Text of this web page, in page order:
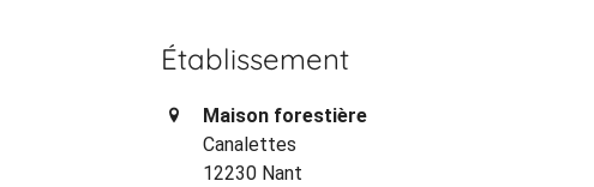
Établissement
Maison forestière
Canalettes
12230 Nant